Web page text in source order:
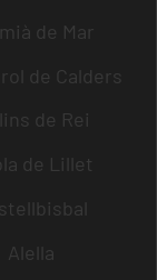
de Mar
de Calders
de Rei
de Lillet
Alella